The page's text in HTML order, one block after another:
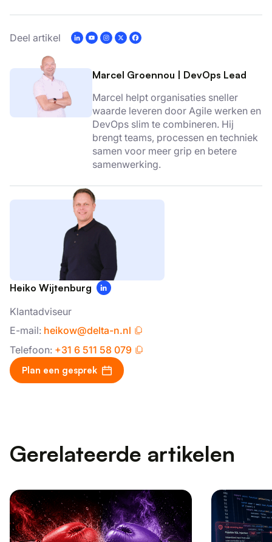
Marcel Groennou
DevOps Lead
Marcel helpt organisaties sneller
waarde leveren door Agile werken en
DevOps slim te combineren. Hij
brengt teams, processen en techniek
samen voor meer grip en betere
samenwerking.
Deel artikel
Heiko Wijtenburg
Klantadviseur
E-mail: heikow@delta-n.nl
Telefoon: +31 6 511 58 079
Plan een gesprek
Gerelateerde artikelen